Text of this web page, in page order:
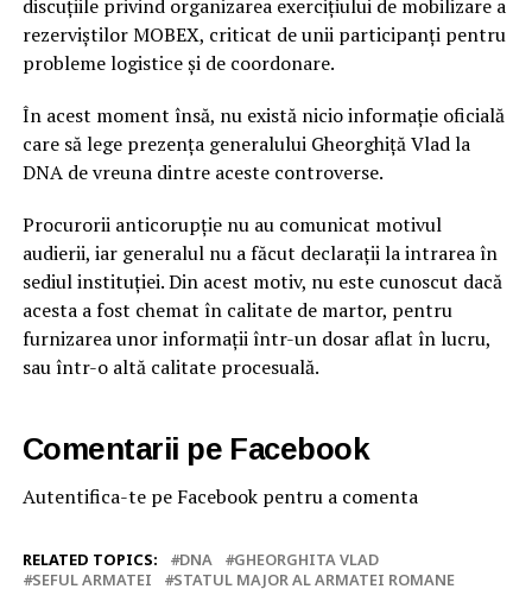
discuțiile privind organizarea exercițiului de mobilizare a
rezerviștilor MOBEX, criticat de unii participanți pentru
probleme logistice și de coordonare.
În acest moment însă, nu există nicio informație oficială
care să lege prezența generalului Gheorghiță Vlad la
DNA de vreuna dintre aceste controverse.
Procurorii anticorupție nu au comunicat motivul
audierii, iar generalul nu a făcut declarații la intrarea în
sediul instituției. Din acest motiv, nu este cunoscut dacă
acesta a fost chemat în calitate de martor, pentru
furnizarea unor informații într-un dosar aflat în lucru,
sau într-o altă calitate procesuală.
Comentarii pe Facebook
Autentifica-te pe Facebook pentru a comenta
RELATED TOPICS: DNA
GHEORGHITA VLAD
SEFUL ARMATEI
STATUL MAJOR AL ARMATEI ROMANE